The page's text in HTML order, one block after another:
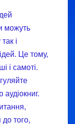
можуть
і
Це тому,
і самоті.
аудіокниг.
того,